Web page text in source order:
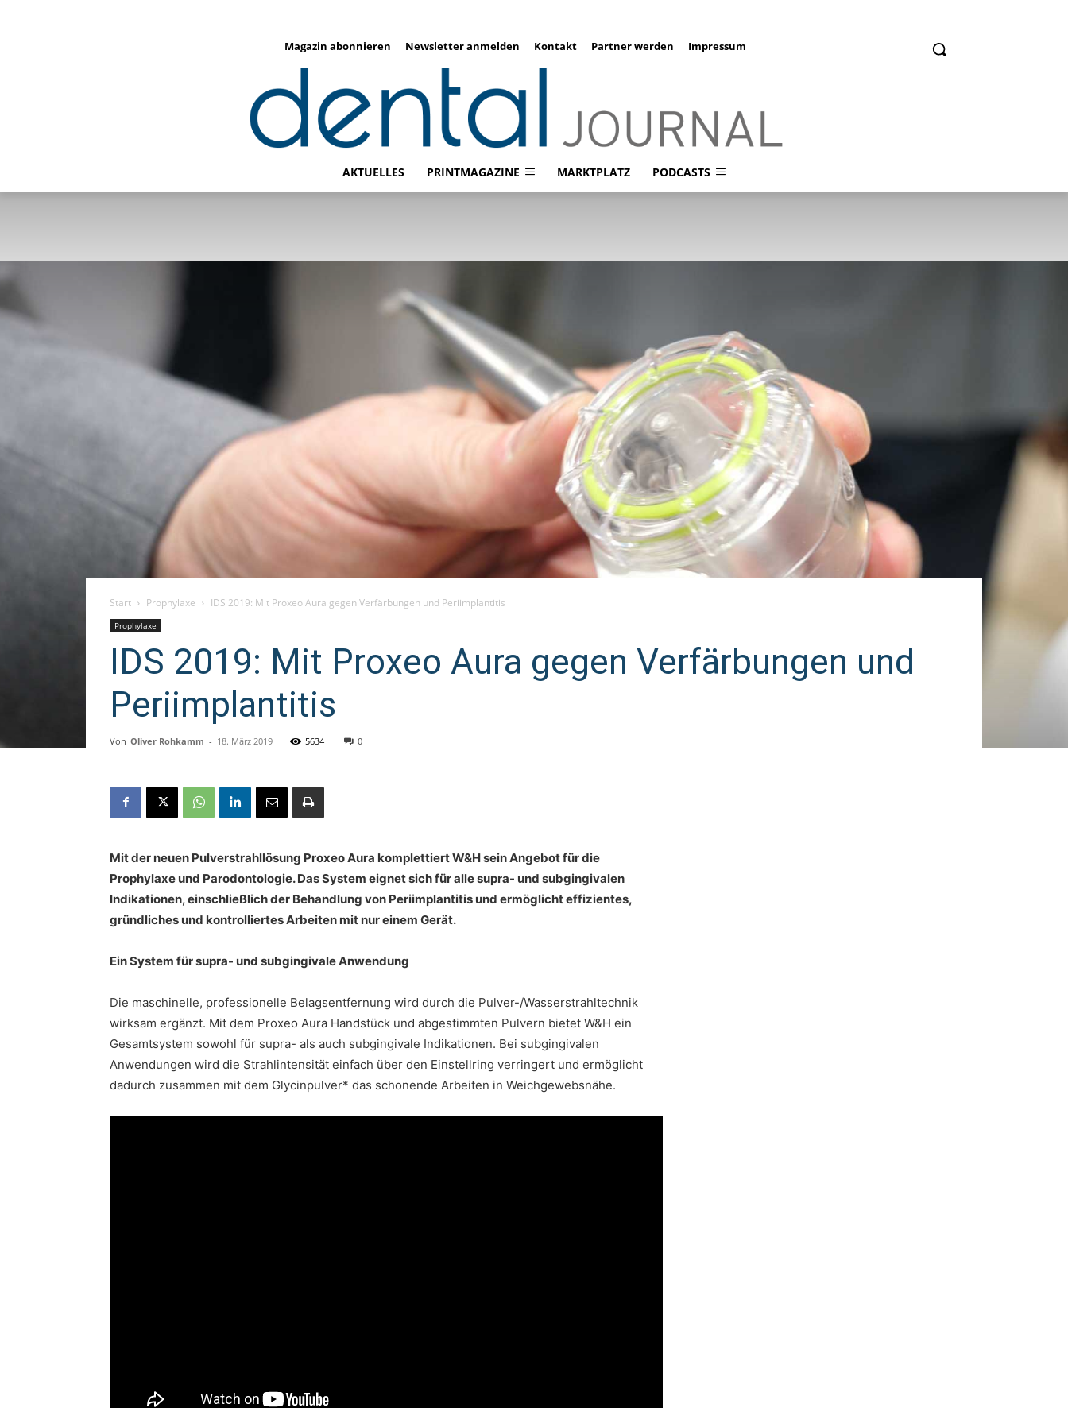
Magazin abonnieren Newsletter anmelden Kontakt Partner werden Impressum
AKTUELLES PRINTMAGAZINE MARKTPLATZ PODCASTS
Start Prophylaxe IDS 2019: Mit Proxeo Aura gegen Verfärbungen und Periimplantitis
Prophylaxe
IDS 2019: Mit Proxeo Aura gegen Verfärbungen und
Periimplantitis
Von Oliver Rohkamm - 18. März 2019 5634 0
Mit der neuen Pulverstrahllösung Proxeo Aura komplettiert W&H sein Angebot für die
Prophylaxe und Parodontologie. Das System eignet sich für alle supra- und subgingivalen
Indikationen, einschließlich der Behandlung von Periimplantitis und ermöglicht effizientes,
gründliches und kontrolliertes Arbeiten mit nur einem Gerät.
Ein System für supra- und subgingivale Anwendung
Die maschinelle, professionelle Belagsentfernung wird durch die Pulver-/Wasserstrahltechnik
wirksam ergänzt. Mit dem Proxeo Aura Handstück und abgestimmten Pulvern bietet W&H ein
Gesamtsystem sowohl für supra- als auch subgingivale Indikationen. Bei subgingivalen
Anwendungen wird die Strahlintensität einfach über den Einstellring verringert und ermöglicht
dadurch zusammen mit dem Glycinpulver* das schonende Arbeiten in Weichgewebsnähe.